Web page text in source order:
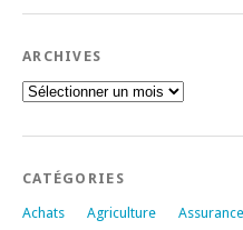
ARCHIVES
Archives
CATÉGORIES
Achats Agriculture